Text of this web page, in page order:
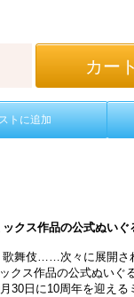
カー
トに追加
クス作品の公式ぬいぐ
歌舞伎……次々に展開さ
クス作品の公式ぬいぐ
30日に10周年を迎え